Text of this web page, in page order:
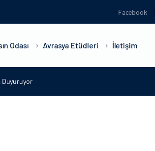
Facebook
Odası Avrasya Etüdleri İletişim
Duyuruyor